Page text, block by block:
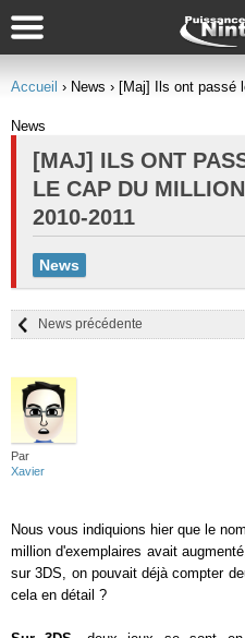
Accueil › News › [Maj] Ils ont passé
News
[MAJ] ILS ONT
LE CAP DU
2010-2011
News
News précédente
Par
Xavier
Nous vous indiquions hier que le
million d'exemplaires avait
sur 3DS, on pouvait déjà compter
cela en détail ?